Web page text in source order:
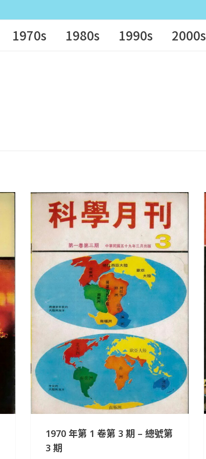
1970s 1980s 1990s 2000s
1970 年第 1 卷第 3 期 – 總號第
3 期